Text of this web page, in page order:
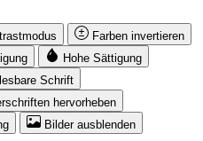
Farben invertieren
Hohe Sättigung
Schrift
hervorheben
Bilder ausblenden